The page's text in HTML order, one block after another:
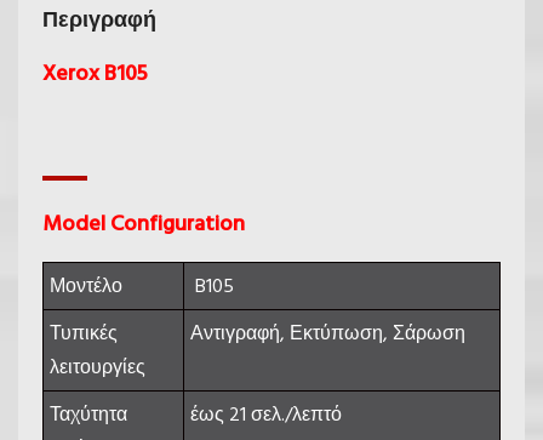
Περιγραφή
XeroxB105
Model Configuration
Μοντέλο
B105
Τυπικές
λειτουργίες
Αντιγραφή, Εκτύπωση, Σάρωση
Ταχύτητα
έως 21 σελ./λεπτό